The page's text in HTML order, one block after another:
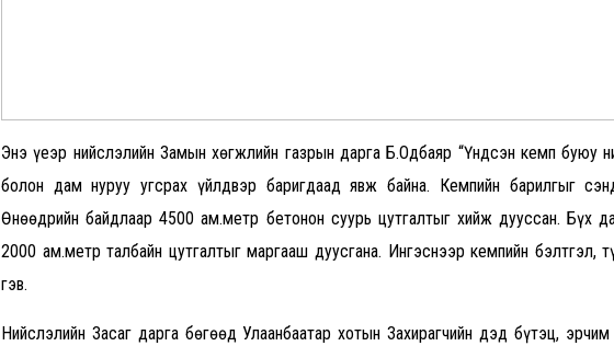
Энэ үеэр нийслэлийн Замын хөгжлийн газрын дарга Б.Одбаяр “Үндсэн кемп буюу
болон дам нуруу угсрах үйлдвэр баригдаад явж байна. Кемпийн барилгыг
Өнөөдрийн байдлаар 4500 ам.метр бетонон суурь цутгалтыг хийж дууссан. Бүх
2000 ам.метр талбайн цутгалтыг маргааш дуусгана. Ингэснээр кемпийн бэлтгэл,
гэв.
Нийслэлийн Засаг дарга бөгөөд Улаанбаатар хотын Захирагчийн дэд бүтэц,